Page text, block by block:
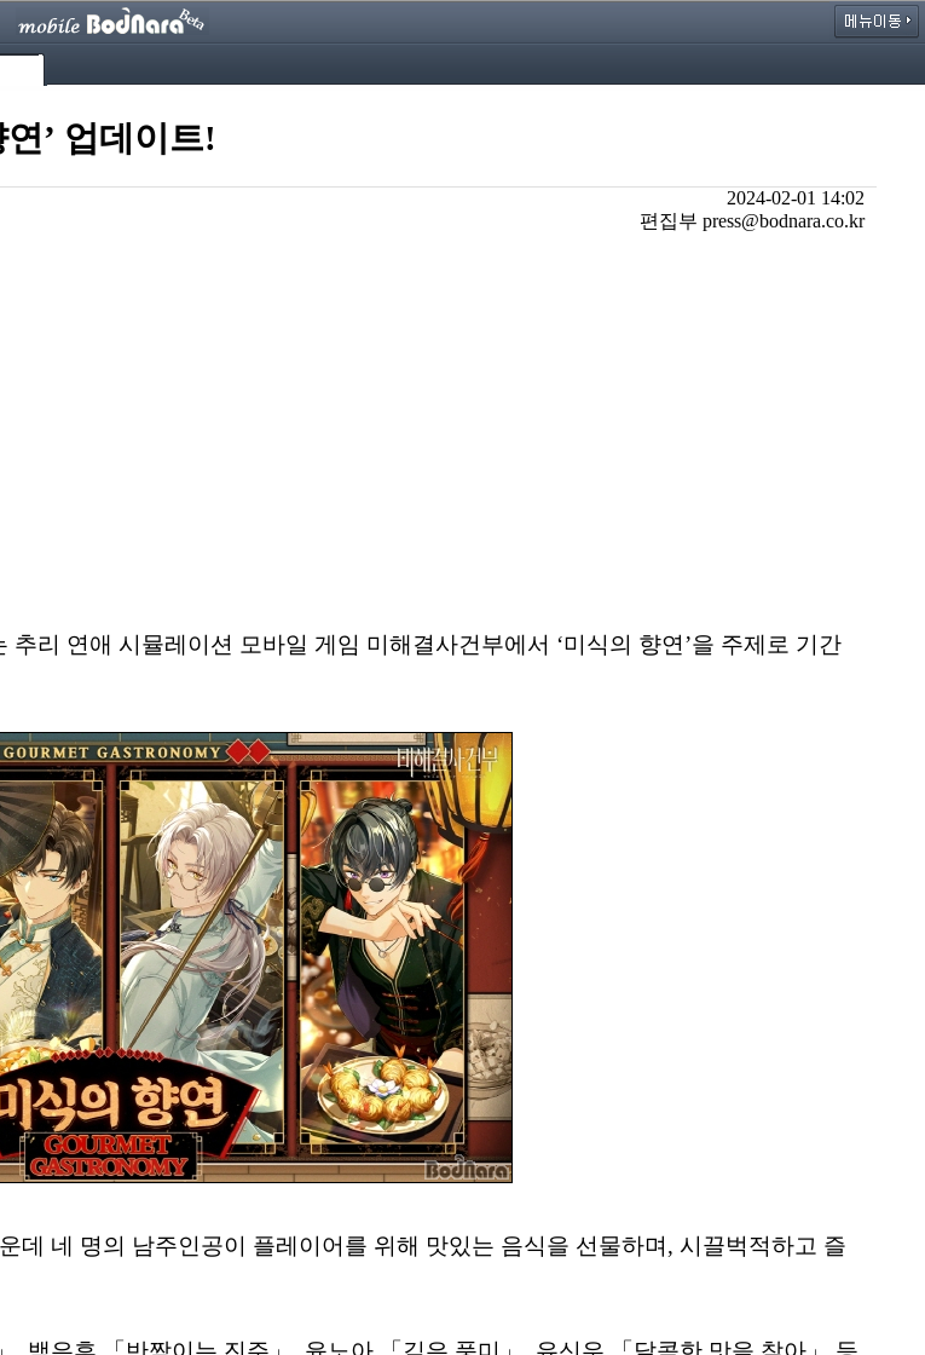
’ 업데이트!
2024-02-01 14:02
편집부 press@bodnara.co.kr
리 연애 시뮬레이션 모바일 게임 미해결사건부에서 ‘미식의 향연’을 주제로 기간
데 네 명의 남주인공이 플레이어를 위해 맛있는 음식을 선물하며, 시끌벅적하고 즐